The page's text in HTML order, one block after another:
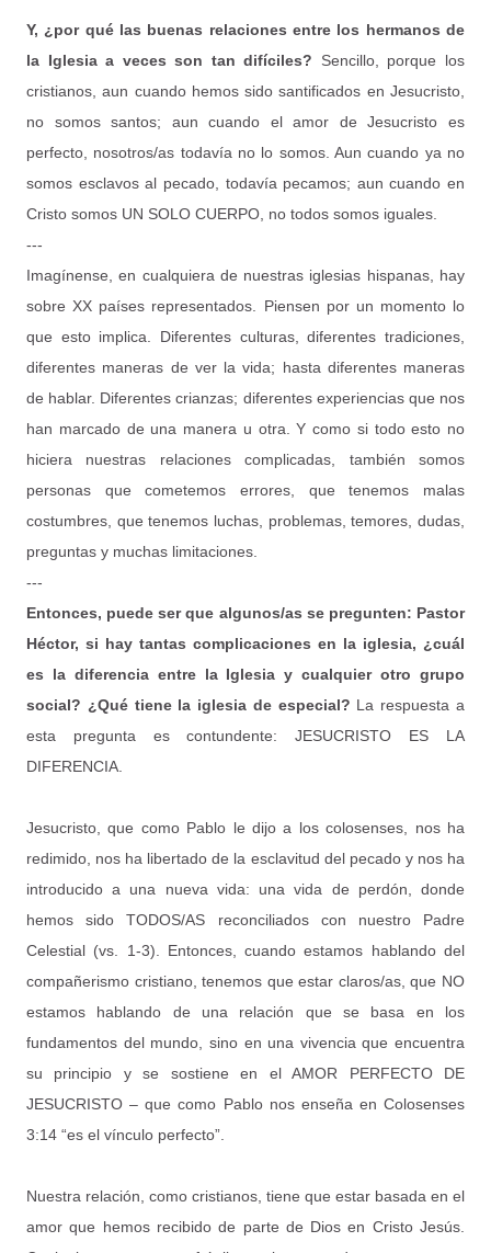
Y, ¿por qué las buenas relaciones entre los hermanos de
la Iglesia a veces son tan difíciles? Sencillo, porque los
cristianos, aun cuando hemos sido santificados en Jesucristo,
no somos santos; aun cuando el amor de Jesucristo es
perfecto, nosotros/as todavía no lo somos. Aun cuando ya no
somos esclavos al pecado, todavía pecamos; aun cuando en
Cristo somos UN SOLO CUERPO, no todos somos iguales.
---
Imagínense, en cualquiera de nuestras iglesias hispanas, hay
sobre XX países representados. Piensen por un momento lo
que esto implica. Diferentes culturas, diferentes tradiciones,
diferentes maneras de ver la vida; hasta diferentes maneras
de hablar. Diferentes crianzas; diferentes experiencias que nos
han marcado de una manera u otra. Y como si todo esto no
hiciera nuestras relaciones complicadas, también somos
personas que cometemos errores, que tenemos malas
costumbres, que tenemos luchas, problemas, temores, dudas,
preguntas y muchas limitaciones.
---
Entonces, puede ser que algunos/as se pregunten: Pastor
Héctor, si hay tantas complicaciones en la iglesia, ¿cuál
es la diferencia entre la Iglesia y cualquier otro grupo
social? ¿Qué tiene la iglesia de especial? La respuesta a
esta pregunta es contundente: JESUCRISTO ES LA
DIFERENCIA.
Jesucristo, que como Pablo le dijo a los colosenses, nos ha
redimido, nos ha libertado de la esclavitud del pecado y nos ha
introducido a una nueva vida: una vida de perdón, donde
hemos sido TODOS/AS reconciliados con nuestro Padre
Celestial (vs. 1-3). Entonces, cuando estamos hablando del
compañerismo cristiano, tenemos que estar claros/as, que NO
estamos hablando de una relación que se basa en los
fundamentos del mundo, sino en una vivencia que encuentra
su principio y se sostiene en el AMOR PERFECTO DE
JESUCRISTO – que como Pablo nos enseña en Colosenses
3:14 “es el vínculo perfecto”.
Nuestra relación, como cristianos, tiene que estar basada en el
amor que hemos recibido de parte de Dios en Cristo Jesús.